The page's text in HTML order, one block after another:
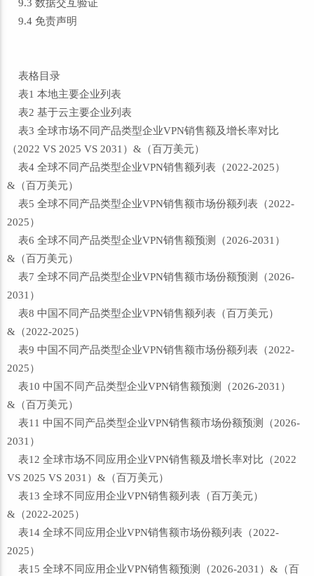
9.3 数据交互验证
9.4 免责声明
表格目录
表1 本地主要企业列表
表2 基于云主要企业列表
表3 全球市场不同产品类型企业VPN销售额及增长率对比
（2022 VS 2025 VS 2031）&（百万美元）
表4 全球不同产品类型企业VPN销售额列表（2022-2025）
&（百万美元）
表5 全球不同产品类型企业VPN销售额市场份额列表（2022-
2025）
表6 全球不同产品类型企业VPN销售额预测（2026-2031）
&（百万美元）
表7 全球不同产品类型企业VPN销售额市场份额预测（2026-
2031）
表8 中国不同产品类型企业VPN销售额列表（百万美元）
&（2022-2025）
表9 中国不同产品类型企业VPN销售额市场份额列表（2022-
2025）
表10 中国不同产品类型企业VPN销售额预测（2026-2031）
&（百万美元）
表11 中国不同产品类型企业VPN销售额市场份额预测（2026-
2031）
表12 全球市场不同应用企业VPN销售额及增长率对比（2022
VS 2025 VS 2031）&（百万美元）
表13 全球不同应用企业VPN销售额列表（百万美元）
&（2022-2025）
表14 全球不同应用企业VPN销售额市场份额列表（2022-
2025）
表15 全球不同应用企业VPN销售额预测（2026-2031）&（百